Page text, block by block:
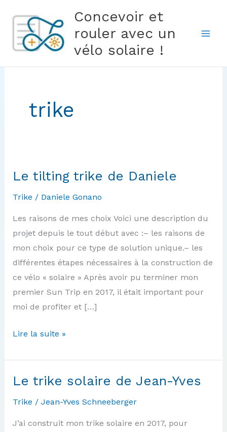
contenu
Concevoir et
rouler avec un
vélo solaire !
trike
Le tilting trike de Daniele
Trike / Daniele Gonano
Les raisons de mes choix Voici une description du
projet depuis le tout début avec :– les raisons de
mon choix pour ce type de solution unique.– les
différentes étapes nécessaires à la construction de
ce vélo « solaire » Après avoir pu terminer mon
premier Sun Trip en 2017, il était important pour
moi de profiter et […]
Le
trike
de
Lire la suite »
Le trike solaire de Jean-Yves
Trike / Jean-Yves Schneeberger
J’ai construit mon trike solaire en 2017, pour